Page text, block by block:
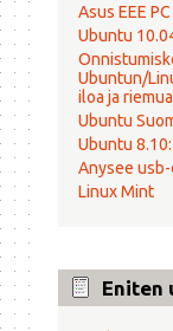
Asus EEE
Ubuntu
Ubuntun/
iloa ja
Ubuntu
Ubuntu
Anysee
Linux Mint
Eniten